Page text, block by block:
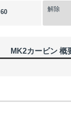
60 解除
MK2カービン 概